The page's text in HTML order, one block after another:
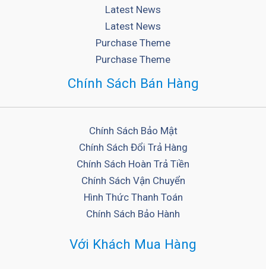
Latest News
Latest News
Purchase Theme
Purchase Theme
Chính Sách Bán Hàng
Chính Sách Bảo Mật
Chính Sách Đổi Trả Hàng
Chính Sách Hoàn Trả Tiền
Chính Sách Vận Chuyển
Hình Thức Thanh Toán
Chính Sách Bảo Hành
Với Khách Mua Hàng